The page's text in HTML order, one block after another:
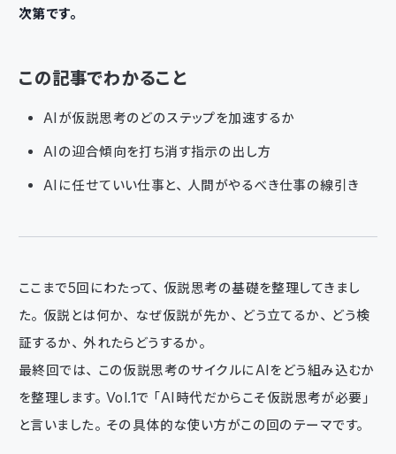
問いの設計ができる人がAIを使うと速くなる
まとめ
次第です。
この記事でわかること
AIが仮説思考のどのステップを加速するか
AIの迎合傾向を打ち消す指示の出し方
AIに任せていい仕事と、人間がやるべき仕事の線引き
ここまで5回にわたって、仮説思考の基礎を整理してきまし
た。仮説とは何か、なぜ仮説が先か、どう立てるか、どう検
証するか、外れたらどうするか。
最終回では、この仮説思考のサイクルにAIをどう組み込むか
を整理します。Vol.1で「AI時代だからこそ仮説思考が必要」
と言いました。その具体的な使い方がこの回のテーマです。